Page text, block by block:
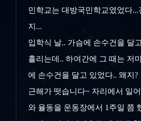
민학교는 대방국민학교였었다
지...
입학식 날.. 가슴에 손수건을 달
흘리는데.. 하여간에 그 때는 저
에 손수건을 달고 있었다.. 왜지?
근해가 떳습니다~ 자리에서 일
와 율동을 운동장에서 1주일 쯤